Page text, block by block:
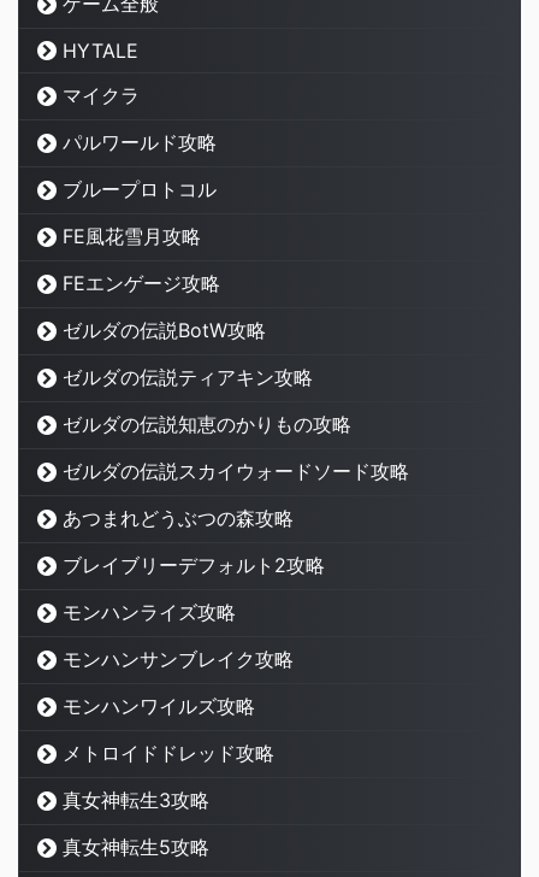
HYTALE
マイクラ
パルワールド攻略
ブループロトコル
FE風花雪月攻略
FEエンゲージ攻略
ゼルダの伝説BotW攻略
ゼルダの伝説ティアキン攻略
ゼルダの伝説知恵のかりもの攻略
ゼルダの伝説スカイウォードソード攻略
あつまれどうぶつの森攻略
ブレイブリーデフォルト2攻略
モンハンライズ攻略
モンハンサンブレイク攻略
モンハンワイルズ攻略
メトロイドドレッド攻略
真女神転生3攻略
真女神転生5攻略